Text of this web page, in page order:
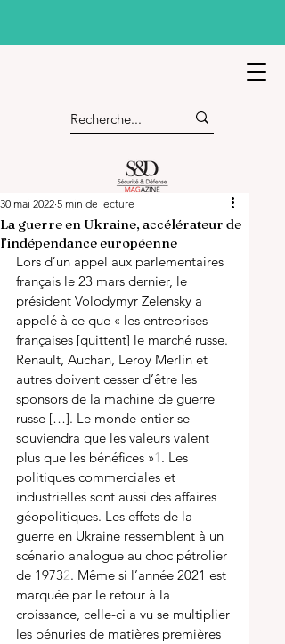
La guerre en Ukraine, accélérateur de
l’indépendance européenne
30 mai 2022 5 min de lecture
Lors d’un appel aux parlementaires
français le 23 mars dernier, le
président Volodymyr Zelensky a
appelé à ce que « les entreprises
françaises [quittent] le marché russe.
Renault, Auchan, Leroy Merlin et
autres doivent cesser d’être les
sponsors de la machine de guerre
russe […]. Le monde entier se
souviendra que les valeurs valent
plus que les bénéfices »1 . Les
politiques commerciales et
industrielles sont aussi des affaires
géopolitiques. Les effets de la
guerre en Ukraine ressemblent à un
scénario analogue au choc pétrolier
de 19732. Même si l’année 2021 est
marquée par le retour à la
croissance, celle-ci a vu se multiplier
les pénuries de matières premières